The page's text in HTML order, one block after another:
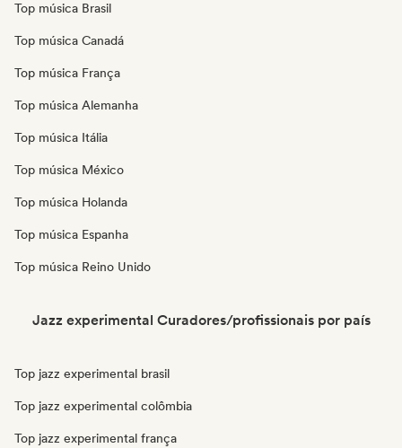
Top música Brasil
Top música Canadá
Top música França
Top música Alemanha
Top música Itália
Top música México
Top música Holanda
Top música Espanha
Top música Reino Unido
Jazz experimental Curadores/profissionais por país
Top jazz experimental brasil
Top jazz experimental colômbia
Top jazz experimental frança